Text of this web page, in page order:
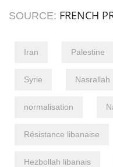
SOURCE: FRENCH
Iran Palestine
Syrie Nasrallah
normalisation
Résistance libanaise
Hezbollah libanais